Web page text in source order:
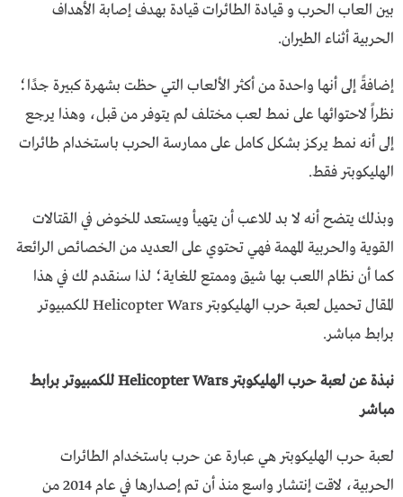
بين العاب الحرب و قيادة الطائرات قيادة بهدف إصابة الأهداف
الحربية أثناء الطيران.
إضافةً إلى أنها واحدة من أكثر الألعاب التي حظت بشهرة كبيرة جدًا؛
نظراً لاحتوائها على نمط لعب مختلف لم يتوفر من قبل، وهذا يرجع
إلى أنه نمط يركز بشكل كامل على ممارسة الحرب باستخدام طائرات
الهليكوبتر فقط.
وبذلك يتضح أنه لا بد للاعب أن يتهيأ ويستعد للخوض في القتالات
القوية والحربية المهمة فهي تحتوي على العديد من الخصائص الرائعة
كما أن نظام اللعب بها شيق وممتع للغاية؛ لذا سنقدم لك في هذا
المقال تحميل لعبة حرب الهليكوبتر Helicopter Wars للكمبيوتر
برابط مباشر.
نبذة عن لعبة حرب الهليكوبتر Helicopter Wars للكمبيوتر برابط
مباشر
لعبة حرب الهليكوبتر هي عبارة عن حرب باستخدام الطائرات
الحربية، لاقت إنتشار واسع منذ أن تم إصدارها في عام 2014 من